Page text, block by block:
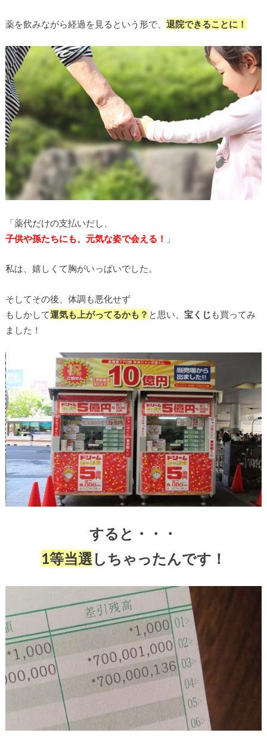
薬を飲みながら経過を見るという形で、 退院できることに！
「薬代だけの支払いだし、
子供や孫たちにも、元気な姿で会える！
」
私は、嬉しくて胸がいっぱいでした。
そしてその後、体調も悪化せず
もしかして運気も上がってるかも？ と思い、 宝くじ も買ってみ
ました！
すると・・・
1等当選 しちゃったんです！